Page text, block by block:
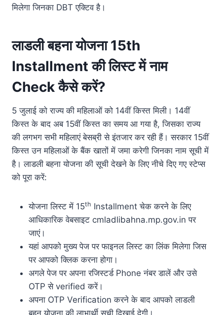
मिलेगा जिनका DBT एक्टिव है।
लाडली बहना योजना 15th
Installment की लिस्ट में नाम
Check कैसे करें?
5 जुलाई को राज्य की महिलाओं को 14वीं किस्त मिली। 14वीं
किस्त के बाद अब 15वीं किस्त का समय आ गया है, जिसका राज्य
की लगभग सभी महिलाएं बेसब्री से इंतजार कर रही हैं। सरकार 15वीं
किस्त उन महिलाओं के बैंक खातों में जमा करेगी जिनका नाम सूची में
है। लाडली बहना योजना की सूची देखने के लिए नीचे दिए गए स्टेप्स
को पूरा करें:
योजना लिस्ट में 15th Installment चेक करने के लिए
आधिकारिक वेबसाइट cmladlibahna.mp.gov.in पर
जाएं।
यहां आपको मुख्य पेज पर फाइनल लिस्ट का लिंक मिलेगा जिस
पर आपको क्लिक करना होगा।
अगले पेज पर अपना रजिस्टर्ड Phone नंबर डालें और उसे
OTP से verified करें।
अपना OTP Verification करने के बाद आपको लाडली